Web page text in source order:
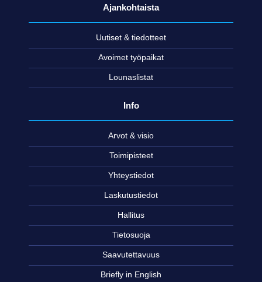
Ajankohtaista
Uutiset & tiedotteet
Avoimet työpaikat
Lounaslistat
Info
Arvot & visio
Toimipisteet
Yhteystiedot
Laskutustiedot
Hallitus
Tietosuoja
Saavutettavuus
Briefly in English